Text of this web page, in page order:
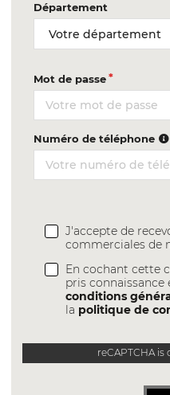
Département
Mot de passe
Numéro de téléphone
J'accepte de
commerciales de
En cochant cette
pris connaissance
conditions
la politique de
reCAPTCHA is